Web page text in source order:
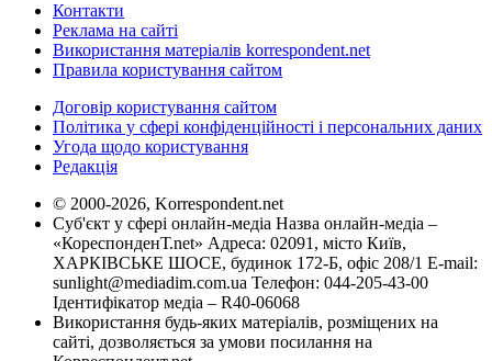
Контакти
Реклама на сайті
Використання матеріалів korrespondent.net
Правила користування сайтом
Договір користування сайтом
Політика у сфері конфіденційності і персональних даних
Угода щодо користування
Редакція
© 2000-2026, Korrespondent.net
Суб'єкт у сфері онлайн-медіа Назва онлайн-медіа –
«КореспонденТ.net» Адреса: 02091, місто Київ,
ХАРКІВСЬКЕ ШОСЕ, будинок 172-Б, офіс 208/1 E-mail:
sunlight@mediadim.com.ua Телефон: 044-205-43-00
Ідентифікатор медіа – R40-06068
Використання будь-яких матеріалів, розміщених на
сайті, дозволяється за умови посилання на